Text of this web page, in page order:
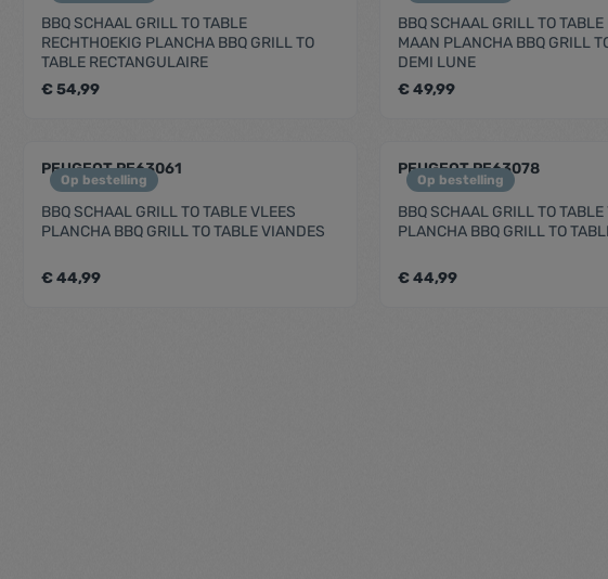
BBQ SCHAAL GRILL TO TABLE
RECHTHOEKIG PLANCHA BBQ GRILL TO
TABLE RECTANGULAIRE
€ 54,99
BBQ SCHAAL GRILL TO TABLE
MAAN PLANCHA BBQ GRILL
DEMI LUNE
€ 49,99
Op bestelling
PEUGEOT PE63061
BBQ SCHAAL GRILL TO TABLE VLEES
PLANCHA BBQ GRILL TO TABLE VIANDES
€ 44,99
Op bestelling
PEUGEOT PE63078
BBQ SCHAAL GRILL TO TABLE
PLANCHA BBQ GRILL TO
€ 44,99